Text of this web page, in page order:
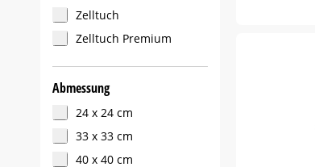
Zelltuch
Zelltuch Premium
Abmessung
24 x 24 cm
33 x 33 cm
40 x 40 cm